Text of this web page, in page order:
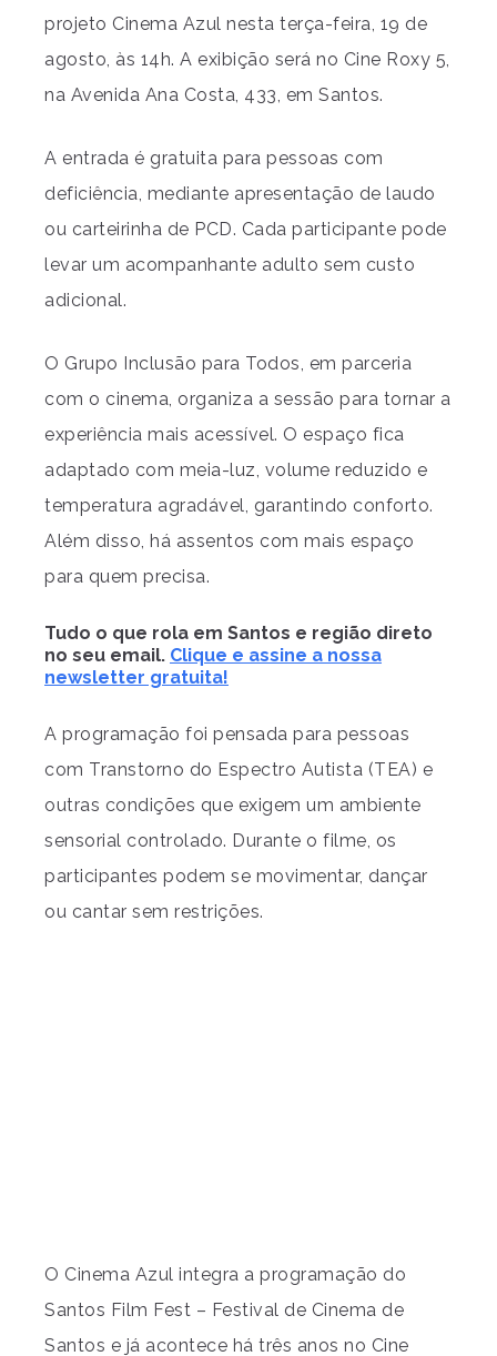
projeto Cinema Azul nesta terça-feira, 19 de
agosto, às 14h. A exibição será no Cine Roxy 5,
na Avenida Ana Costa, 433, em Santos.
A entrada é gratuita para pessoas com
deficiência, mediante apresentação de laudo
ou carteirinha de PCD. Cada participante pode
levar um acompanhante adulto sem custo
adicional.
O Grupo Inclusão para Todos, em parceria
com o cinema, organiza a sessão para tornar a
experiência mais acessível. O espaço fica
adaptado com meia-luz, volume reduzido e
temperatura agradável, garantindo conforto.
Além disso, há assentos com mais espaço
para quem precisa.
Tudo o que rola em Santos e região direto
no seu email. Clique e assine a nossa
newsletter gratuita!
A programação foi pensada para pessoas
com Transtorno do Espectro Autista (TEA) e
outras condições que exigem um ambiente
sensorial controlado. Durante o filme, os
participantes podem se movimentar, dançar
ou cantar sem restrições.
O Cinema Azul integra a programação do
Santos Film Fest – Festival de Cinema de
Santos e já acontece há três anos no Cine